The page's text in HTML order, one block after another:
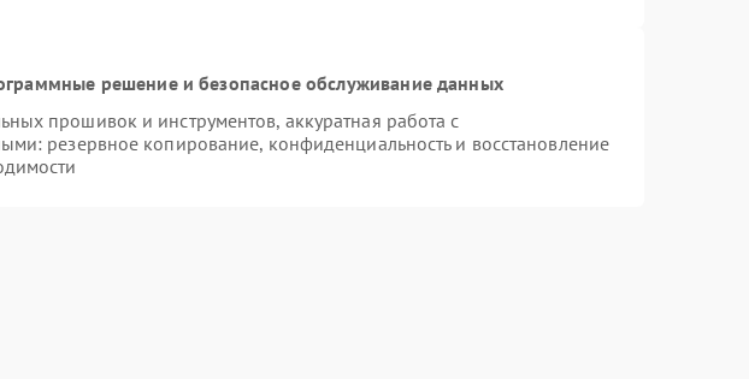
решение и безопасное обслуживание данных
прошивок и инструментов, аккуратная работа с
резервное копирование, конфиденциальность и восстановление